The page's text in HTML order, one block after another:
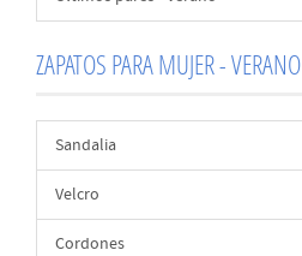
ZAPATOS PARA MUJER - VERANO
Sandalia
Velcro
Cordones